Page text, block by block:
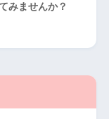
みませんか？